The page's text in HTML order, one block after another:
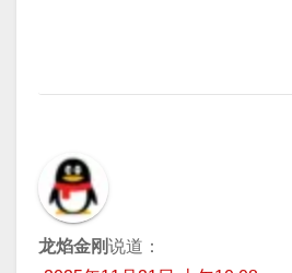
龙焰金刚说道：